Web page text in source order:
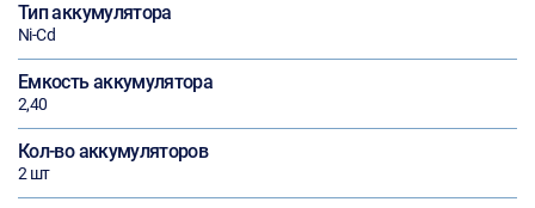
Тип аккумулятора
Ni-Cd
Емкость аккумулятора
2,40
Кол-во аккумуляторов
2 шт